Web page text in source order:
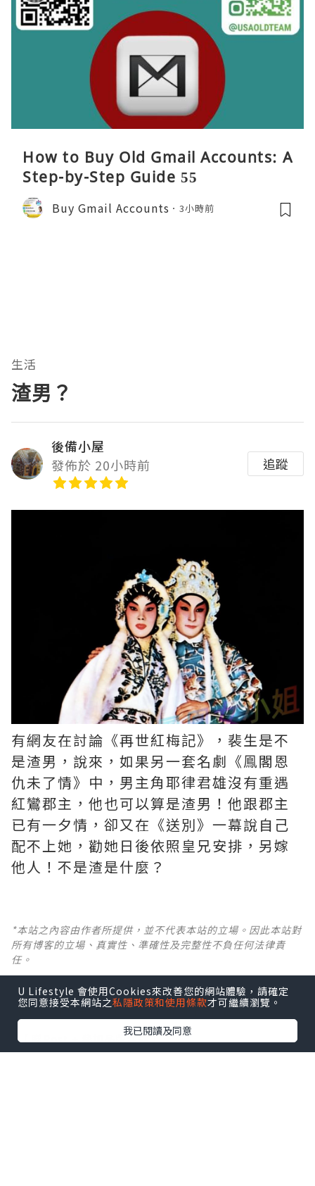
How to Buy Old Gmail Accounts: A
Step-by-Step Guide 55
Buy Gmail Accounts 3小時前
生活
渣男？
後備小屋
發佈於 20小時前
追蹤
有網友在討論《再世紅梅記》，裴生是不
是渣男，說來，如果另一套名劇《鳯閣恩
仇未了情》中，男主角耶律君雄沒有重遇
紅鸞郡主，他也可以算是渣男！他跟郡主
已有一夕情，卻又在《送別》一幕說自己
配不上她，勸她日後依照皇兄安排，另嫁
他人！不是渣是什麼？ ​​​
*本站之內容由作者所提供，並不代表本站的立場。因此本站對
所有博客的立場、真實性、準確性及完整性不負任何法律責
任。
【 U Creator 招募 】
出Post賺現金獎賞 l登記《社群創作有價企劃》
【 睇Post + 參加品牌活動 】
瀏覽更多社群打卡丶旅遊丶美食丶親子丶寵物丶扮靚
U Lifestyle 會使用Cookies來改善您的網站體驗，請確定
您同意接受本網站之私隱政策和使用條款才可繼續瀏覽。
我已閱讀及同意